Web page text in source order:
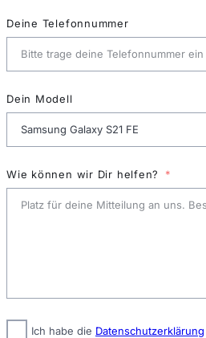
Deine Telefonnummer
Dein Modell
Wie können wir Dir helfen?
Ich habe die Datenschutzerklärung